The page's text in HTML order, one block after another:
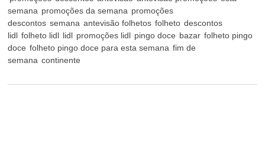
semana promoções da semana promoções
descontos semana antevisão folhetos folheto descontos
lidl folheto lidl lidl promoções lidl pingo doce bazar folheto pingo
doce folheto pingo doce para esta semana fim de
semana continente